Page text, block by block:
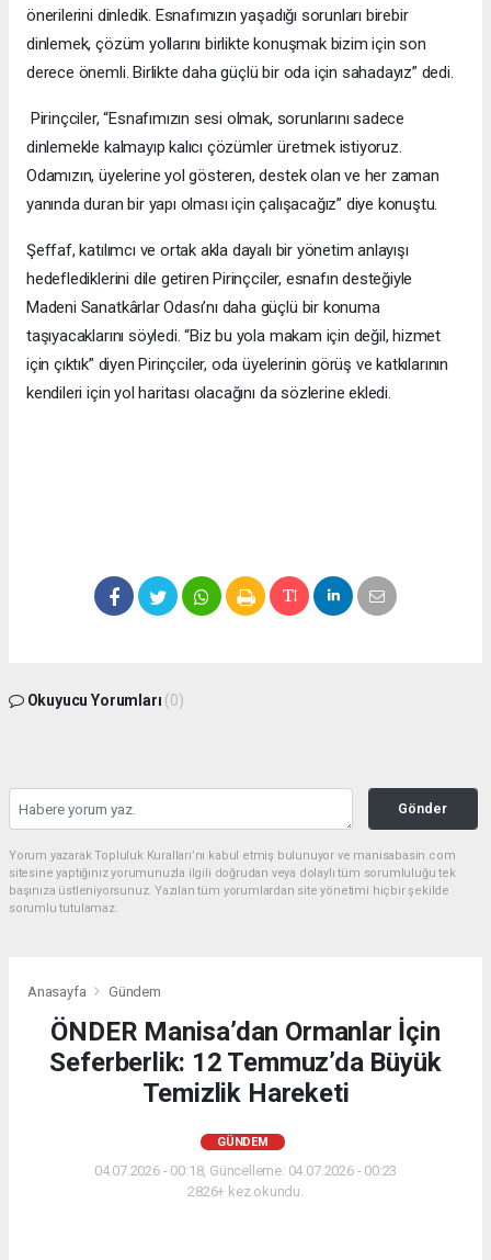
önerilerini dinledik. Esnafımızın yaşadığı sorunları birebir
dinlemek, çözüm yollarını birlikte konuşmak bizim için son
derece önemli. Birlikte daha güçlü bir oda için sahadayız” dedi.
Pirinçciler, “Esnafımızın sesi olmak, sorunlarını sadece
dinlemekle kalmayıp kalıcı çözümler üretmek istiyoruz.
Odamızın, üyelerine yol gösteren, destek olan ve her zaman
yanında duran bir yapı olması için çalışacağız” diye konuştu.
Şeffaf, katılımcı ve ortak akla dayalı bir yönetim anlayışı
hedeflediklerini dile getiren Pirinçciler, esnafın desteğiyle
Madeni Sanatkârlar Odası’nı daha güçlü bir konuma
taşıyacaklarını söyledi. “Biz bu yola makam için değil, hizmet
için çıktık” diyen Pirinçciler, oda üyelerinin görüş ve katkılarının
kendileri için yol haritası olacağını da sözlerine ekledi.
Okuyucu Yorumları (0)
Gönder
Yorum yazarak Topluluk Kuralları’nı kabul etmiş bulunuyor ve manisabasin.com
sitesine yaptığınız yorumunuzla ilgili doğrudan veya dolaylı tüm sorumluluğu tek
başınıza üstleniyorsunuz. Yazılan tüm yorumlardan site yönetimi hiçbir şekilde
sorumlu tutulamaz.
Anasayfa Gündem
ÖNDER Manisa’dan Ormanlar İçin
Seferberlik: 12 Temmuz’da Büyük
Temizlik Hareketi
GÜNDEM
04.07.2026 - 00:18, Güncelleme: 04.07.2026 - 00:23
2826+ kez okundu.